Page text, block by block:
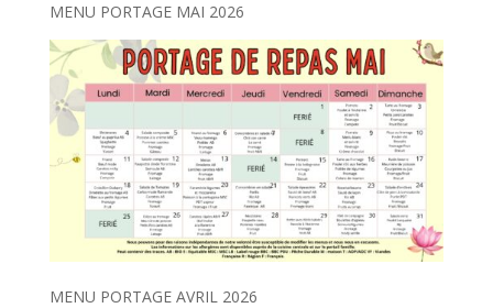
MENU PORTAGE MAI 2026
MENU PORTAGE AVRIL 2026